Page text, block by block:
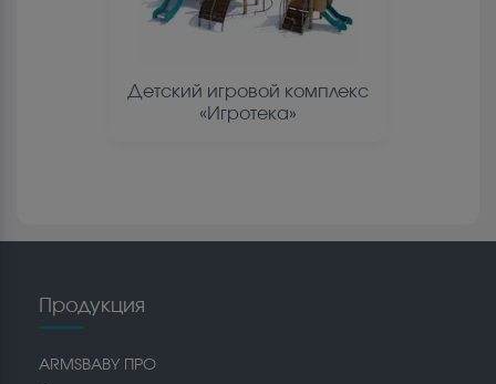
Детский игровой комплекс
«Игротека»
Продукция
ARMSBABY ПРО